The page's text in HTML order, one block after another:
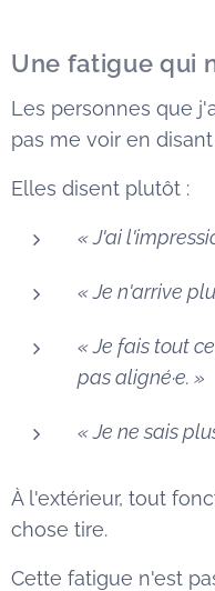
Une fatigue qui
Les personnes que
pas me voir en disant
Elles disent plutôt :
« J'ai
« Je n'arrive
« Je fais tout
pas aligné·e. »
« Je ne sais
À l'extérieur, tout
chose tire.
Cette fatigue n'est